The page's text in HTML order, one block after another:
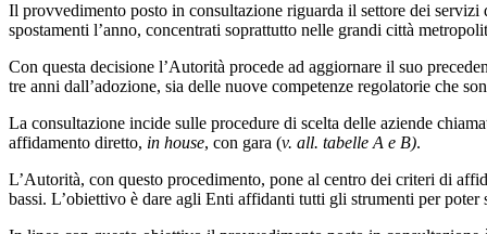
Il provvedimento posto in consultazione riguarda il settore dei
spostamenti l’anno, concentrati soprattutto nelle grandi città
Con questa decisione l’Autorità procede ad aggiornare il suo
tre anni dall’adozione, sia delle nuove competenze regolatorie che
La consultazione incide sulle procedure di scelta delle aziende
affidamento diretto, in house, con gara (v. all. tabelle A e B).
L’Autorità, con questo procedimento, pone al centro dei criteri di
bassi. L’obiettivo è dare agli Enti affidanti tutti gli strumenti per poter